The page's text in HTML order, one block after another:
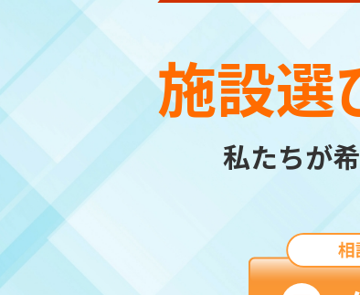
施設選
私たちが